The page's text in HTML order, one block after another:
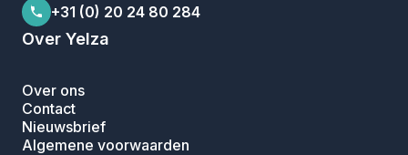
+31 (0) 20 24 80 284
Over Yelza
Over ons
Contact
Nieuwsbrief
Algemene voorwaarden